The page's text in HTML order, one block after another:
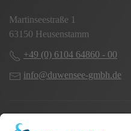
Martinseestraße 1
63150 Heusenstamm
+49 (0) 6104 64860 - 00
info@duwensee-gmbh.de
Spezialisten für: